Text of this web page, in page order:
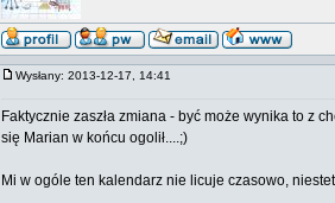
Wysłany: 2013-12-17, 14:41
Faktycznie zaszła zmiana - być może wynika to z
się Marian w końcu ogolił....;)
Mi w ogóle ten kalendarz nie licuje czasowo,